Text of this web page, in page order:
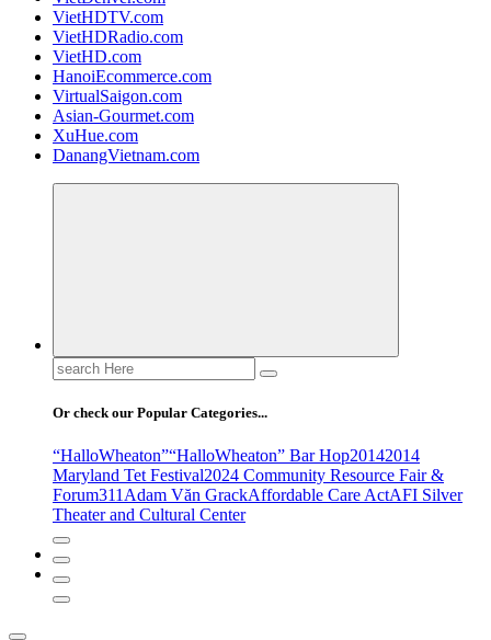
VietHDTV.com
VietHDRadio.com
VietHD.com
HanoiEcommerce.com
VirtualSaigon.com
Asian-Gourmet.com
XuHue.com
DanangVietnam.com
Search
for:
Or check our Popular Categories...
“HalloWheaton”“HalloWheaton” Bar Hop20142014
Maryland Tet Festival2024 Community Resource Fair &
Forum311 Adam Văn GrackAffordable Care ActAFI Silver
Theater and Cultural Center